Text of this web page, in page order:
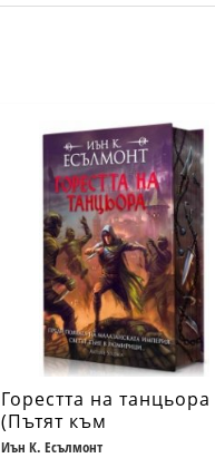
Горестта на танцьора
(Пътят към
безсмъртието 1) - тв. к.
Иън К. Есълмонт